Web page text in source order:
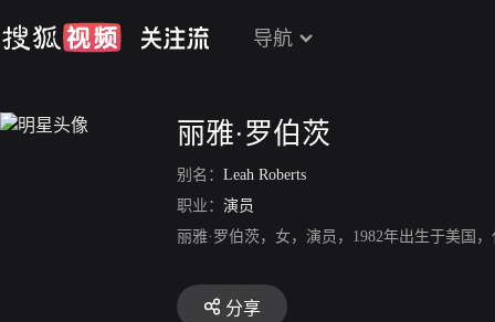
导航
丽雅·罗伯茨
别名： Leah Roberts
职业： 演员
丽雅·罗伯茨，女，演员，1982年出生于美国
分享